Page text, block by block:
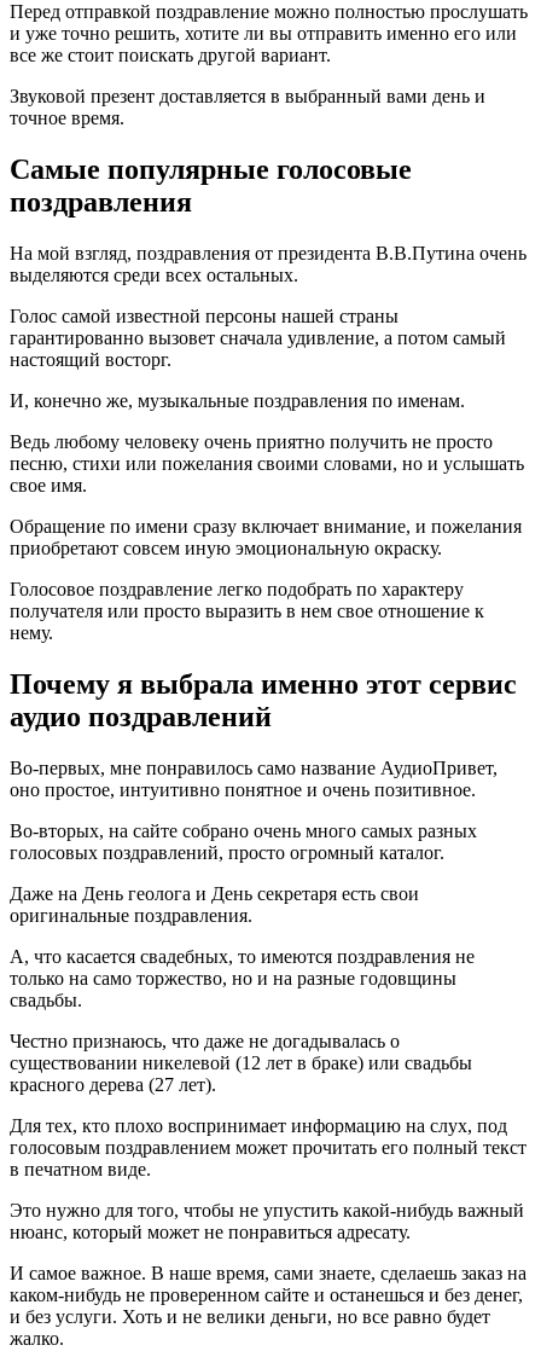
Перед отправкой поздравление можно полностью прослушать
и уже точно решить, хотите ли вы отправить именно его или
все же стоит поискать другой вариант.
Звуковой презент доставляется в выбранный вами день и
точное время.
Самые популярные голосовые
поздравления
На мой взгляд, поздравления от президента В.В.Путина очень
выделяются среди всех остальных.
Голос самой известной персоны нашей страны
гарантированно вызовет сначала удивление, а потом самый
настоящий восторг.
И, конечно же, музыкальные поздравления по именам.
Ведь любому человеку очень приятно получить не просто
песню, стихи или пожелания своими словами, но и услышать
свое имя.
Обращение по имени сразу включает внимание, и пожелания
приобретают совсем иную эмоциональную окраску.
Голосовое поздравление легко подобрать по характеру
получателя или просто выразить в нем свое отношение к
нему.
Почему я выбрала именно этот сервис
аудио поздравлений
Во-первых, мне понравилось само название АудиоПривет,
оно простое, интуитивно понятное и очень позитивное.
Во-вторых, на сайте собрано очень много самых разных
голосовых поздравлений, просто огромный каталог.
Даже на День геолога и День секретаря есть свои
оригинальные поздравления.
А, что касается свадебных, то имеются поздравления не
только на само торжество, но и на разные годовщины
свадьбы.
Честно признаюсь, что даже не догадывалась о
существовании никелевой (12 лет в браке) или свадьбы
красного дерева (27 лет).
Для тех, кто плохо воспринимает информацию на слух, под
голосовым поздравлением может прочитать его полный текст
в печатном виде.
Это нужно для того, чтобы не упустить какой-нибудь важный
нюанс, который может не понравиться адресату.
И самое важное. В наше время, сами знаете, сделаешь заказ на
каком-нибудь не проверенном сайте и останешься и без денег,
и без услуги. Хоть и не велики деньги, но все равно будет
жалко.